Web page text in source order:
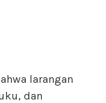
larangan
dan